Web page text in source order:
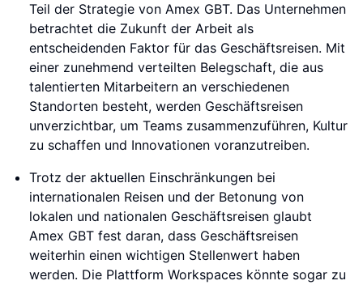
Teil der Strategie von Amex GBT. Das Unternehmen
betrachtet die Zukunft der Arbeit als
entscheidenden Faktor für das Geschäftsreisen. Mit
einer zunehmend verteilten Belegschaft, die aus
talentierten Mitarbeitern an verschiedenen
Standorten besteht, werden Geschäftsreisen
unverzichtbar, um Teams zusammenzuführen, Kultur
zu schaffen und Innovationen voranzutreiben.
Trotz der aktuellen Einschränkungen bei
internationalen Reisen und der Betonung von
lokalen und nationalen Geschäftsreisen glaubt
Amex GBT fest daran, dass Geschäftsreisen
weiterhin einen wichtigen Stellenwert haben
werden. Die Plattform Workspaces könnte sogar zu